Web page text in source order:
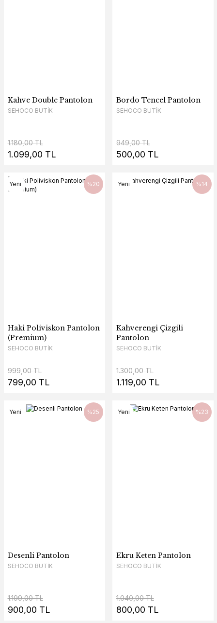
Kahve Double Pantolon
SEHOCO BUTİK
1.180,00 TL
1.099,00 TL
Bordo Tencel Pantolon
SEHOCO BUTİK
949,00 TL
500,00 TL
%20
Yeni
Haki Poliviskon Pantolon
(Premium)
SEHOCO BUTİK
999,00 TL
799,00 TL
%14
Yeni
Kahverengi Çizgili
Pantolon
SEHOCO BUTİK
1.300,00 TL
1.119,00 TL
%25
Yeni
Desenli Pantolon
SEHOCO BUTİK
1.199,00 TL
900,00 TL
%23
Yeni
Ekru Keten Pantolon
SEHOCO BUTİK
1.040,00 TL
800,00 TL